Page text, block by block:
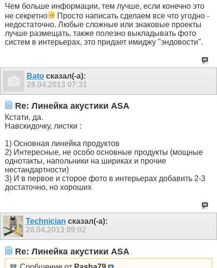
Чем больше информации, тем лучше, если конечно это
не секретно
Просто написать сделаем все что угодно -
недостаточно. Любые сложные или знаковые проекты
лучше размещать, также полезно выкладывать фото
систем в интерьерах, это придает имиджу "эндовости".
Bato сказал(-а):
28.04.2013 07:31
Re: Линейка акустики ASA
Кстати, да.
Навскидочку, листки :
1) Основная линейка продуктов
2) Интересные, не особо основные продукты (мощные
однотакты, напольники на шириках и прочие
нестандартности)
3) И в первое и сторое фото в интерьерах добавить 2-3
достаточно, но хороших
Technician сказал(-а):
28.04.2013 09:02
Re: Линейка акустики ASA